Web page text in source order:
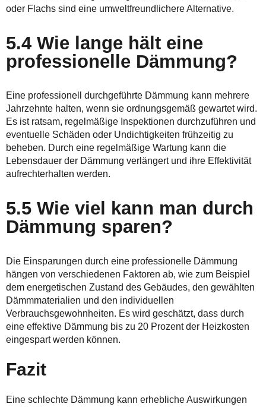
oder Flachs sind eine umweltfreundlichere Alternative.
5.4 Wie lange hält eine
professionelle Dämmung?
Eine professionell durchgeführte Dämmung kann mehrere
Jahrzehnte halten, wenn sie ordnungsgemäß gewartet wird.
Es ist ratsam, regelmäßige Inspektionen durchzuführen und
eventuelle Schäden oder Undichtigkeiten frühzeitig zu
beheben. Durch eine regelmäßige Wartung kann die
Lebensdauer der Dämmung verlängert und ihre Effektivität
aufrechterhalten werden.
5.5 Wie viel kann man durch
Dämmung sparen?
Die Einsparungen durch eine professionelle Dämmung
hängen von verschiedenen Faktoren ab, wie zum Beispiel
dem energetischen Zustand des Gebäudes, den gewählten
Dämmmaterialien und den individuellen
Verbrauchsgewohnheiten. Es wird geschätzt, dass durch
eine effektive Dämmung bis zu 20 Prozent der Heizkosten
eingespart werden können.
Fazit
Eine schlechte Dämmung kann erhebliche Auswirkungen